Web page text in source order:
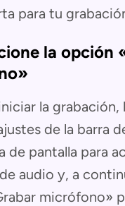
para tu
la opción
la grabación,
de la barra
de pantalla para
audio y, a
micrófono»